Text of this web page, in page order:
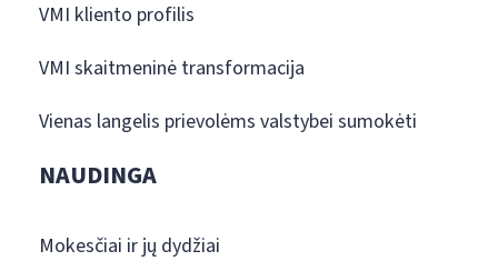
VMI kliento profilis
VMI skaitmeninė transformacija
Vienas langelis prievolėms valstybei sumokėti
NAUDINGA
Mokesčiai ir jų dydžiai